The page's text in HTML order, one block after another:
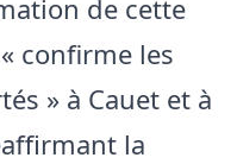
de cette
confirme les
» à Cauet et à
la